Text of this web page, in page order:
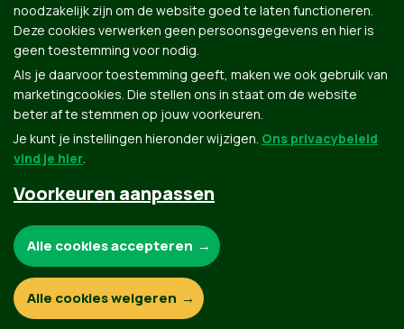
Groen.be
© Copyright Groen 2026 | Gemaakt met NationBuilder
Contact Privacybeleid
noodzakelijk zijn om de website goed te laten functioneren.
Deze cookies verwerken geen persoonsgegevens en hier is
geen toestemming voor nodig.
Als je daarvoor toestemming geeft, maken we ook gebruik van
marketingcookies. Die stellen ons in staat om de website
beter af te stemmen op jouw voorkeuren.
Je kunt je instellingen hieronder wijzigen. Ons privacybeleid
vind je hier.
Voorkeuren aanpassen
Functionele en analytische cookies:
Alle cookies accepteren
Alle cookies weigeren